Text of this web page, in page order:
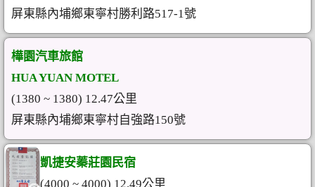
屏東縣內埔鄉東寧村勝利路517-1號
樺園汽車旅館
HUA YUAN MOTEL
(1380 ~ 1380) 12.47公里
屏東縣內埔鄉東寧村自強路150號
凱捷安蓁莊園民宿
(4000 ~ 4000) 12.49公里